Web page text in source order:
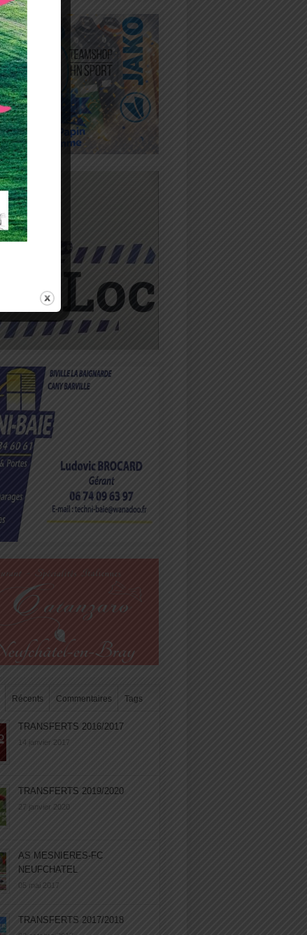
Récents Commentaires Tags
TRANSFERTS 2016/2017
14 janvier 2017
TRANSFERTS 2019/2020
27 janvier 2020
AS MESNIERES-FC
NEUFCHATEL
05 mai 2017
TRANSFERTS 2017/2018